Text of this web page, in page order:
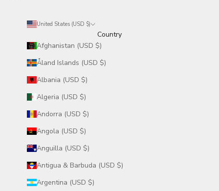
United States (USD $)
Country
Afghanistan (USD $)
Åland Islands (USD $)
Albania (USD $)
Algeria (USD $)
Andorra (USD $)
Angola (USD $)
Anguilla (USD $)
Antigua & Barbuda (USD $)
Argentina (USD $)